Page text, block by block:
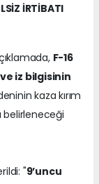
İRTİBATI
F-16
iz bilgisinin
kaza kırım
belirleneceği
"9’uncu